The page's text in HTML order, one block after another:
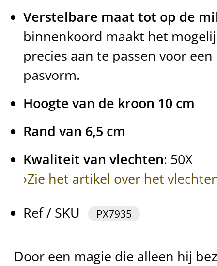
Verstelbare maat tot op de
binnenkoord maakt het
precies aan te passen voor
pasvorm.
Hoogte van de kroon 10 cm
Rand van 6,5 cm
Kwaliteit van vlechten: 50X
›Zie het artikel over het
Ref / SKU
PX7935
Door een magie die alleen hij